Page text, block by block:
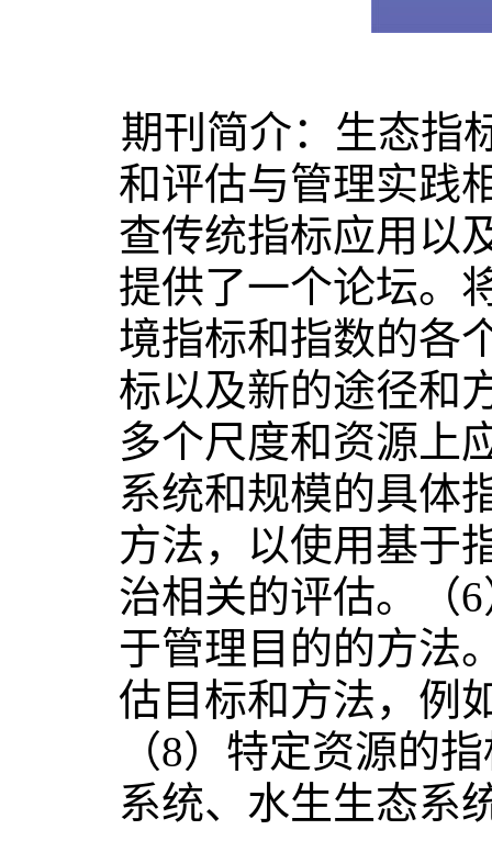
期刊简介：生态指
和评估与管理实践
查传统指标应用以
提供了一个论坛。
境指标和指数的各
标以及新的途径和
多个尺度和资源上
系统和规模的具体
方法，以使用基于
治相关的评估。（
于管理目的的方法
估目标和方法，例
（8）特定资源的
系统、水生生态系